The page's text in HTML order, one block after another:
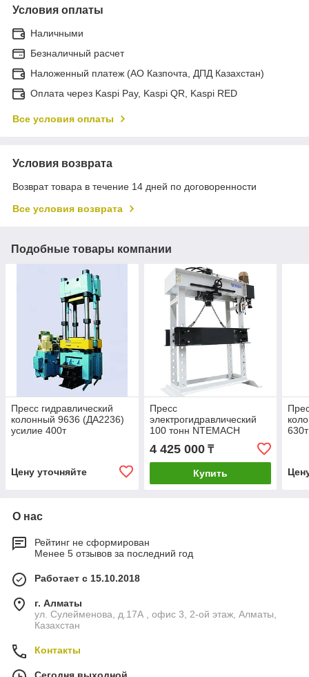
Условия оплаты
Наличными
Безналичный расчет
Наложенный платеж (АО Казпочта, ДПД Казахстан)
Оплата через Kaspi Pay, Kaspi QR, Kaspi RED
Все условия оплаты
Условия возврата
Возврат товара в течение 14 дней по договоренности
Все условия возврата
Подобные товары компании
Пресс гидравлический
колонный 9636 (ДА2236)
усилие 400т
Цену уточняйте
Пресс
электрогидравлический
100 тонн NTEMACH
4 425 000₸
Купить
630т
О нас
Рейтинг не сформирован
Менее 5 отзывов за последний год
Работает с 15.10.2018
г. Алматы
ул. Сулейменова, д.17А , офис 3, 2-ой этаж, Алматы,
Казахстан
Контакты